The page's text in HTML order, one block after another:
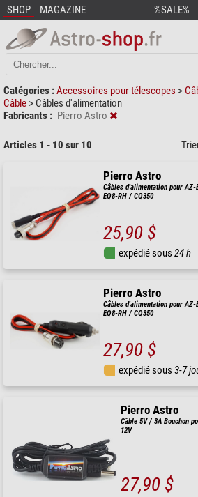
SHOP MAGAZINE %SALE%
Catégories :Accessoires pour télescopes >
Câble > Câbles d'alimentation
Fabricants : Pierro Astro
Articles 1 - 10 sur 10
Pierro Astro
Câbles d'alimentation pour
EQ8-RH / CQ350
25,90 $
expédié sous24 h
Pierro Astro
Câbles d'alimentation pour
EQ8-RH / CQ350
27,90 $
expédié sous3-7
Pierro Astro
Câble 5V / 3A Bouchon
12V
27,90 $